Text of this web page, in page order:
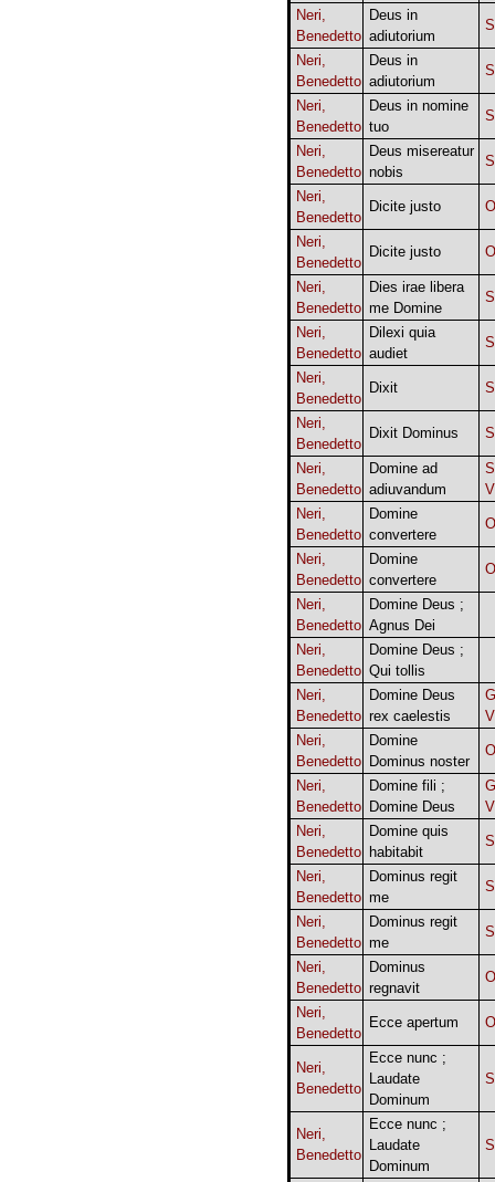
Neri,
Benedetto
Deus in
adiutorium
Neri,
Benedetto
Deus in
adiutorium
Neri,
Benedetto
Deus in nomine
tuo
Neri,
Benedetto
Deus misereatur
nobis
Neri,
Benedetto
Dicite justo
Neri,
Benedetto
Dicite justo
Neri,
Benedetto
Dies irae libera
me Domine
Neri,
Benedetto
Dilexi quia
audiet
Neri,
Benedetto
Dixit
Neri,
Benedetto
Dixit Dominus
Neri,
Benedetto
Domine ad
adiuvandum
Neri,
Benedetto
Domine
convertere
Neri,
Benedetto
Domine
convertere
Neri,
Benedetto
Domine Deus ;
Agnus Dei
Neri,
Benedetto
Domine Deus ;
Qui tollis
Neri,
Benedetto
Domine Deus
rex caelestis
Neri,
Benedetto
Domine
Dominus noster
Neri,
Benedetto
Domine fili ;
Domine Deus
Neri,
Benedetto
Domine quis
habitabit
Neri,
Benedetto
Dominus regit
me
Neri,
Benedetto
Dominus regit
me
Neri,
Benedetto
Dominus
regnavit
Neri,
Benedetto
Ecce apertum
Neri,
Benedetto
Ecce nunc ;
Laudate
Dominum
Neri,
Benedetto
Ecce nunc ;
Laudate
Dominum